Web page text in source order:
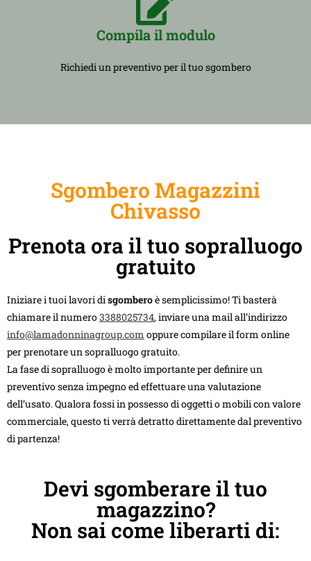
Compila il modulo
Richiedi un preventivo per il tuo sgombero
Sgombero Magazzini
Chivasso
Prenota ora il tuo sopralluogo
gratuito
Iniziare i tuoi lavori di sgomberoè semplicissimo! Ti basterà
chiamare il numero3388025734, inviare una mail all’indirizzo
info@lamadonninagroup.com oppure compilare il form online
per prenotare un sopralluogo gratuito.
La fase di sopralluogo è molto importante per definire un
preventivo senza impegno ed effettuare una valutazione
dell’usato. Qualora fossi in possesso di oggetti o mobili con valore
commerciale, questo ti verrà detratto direttamente dal preventivo
di partenza!
Devi sgomberare il tuo
magazzino?
Non sai come liberarti di: